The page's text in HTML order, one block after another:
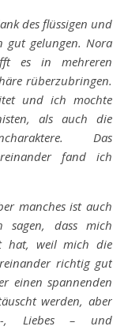
des flüssigen und
gut gelungen. Nora
es in mehreren
rüberzubringen.
und ich mochte
als auch die
Das
fand ich
manches ist auch
sagen, dass mich
hat, weil mich die
richtig gut
einen spannenden
werden, aber
-, Liebes – und